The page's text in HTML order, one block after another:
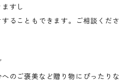
すし
ることもできます。ご相談くださ
のご褒美など贈り物にぴったりな